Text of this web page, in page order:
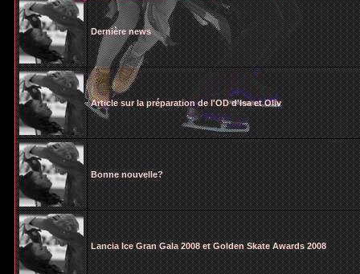
Dernière news
Article sur la préparation de l'OD d'Isa et Oliv
Bonne nouvelle?
Lancia Ice Gran Gala 2008 et Golden Skate Awards 2008